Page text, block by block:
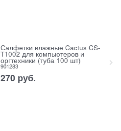
Салфетки влажные Cactus CS-
T1002 для компьютеров и
оргтехники (туба 100 шт)
901283
270 руб.